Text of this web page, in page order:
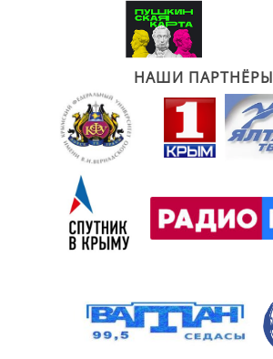
НАШИ ПАРТНЁРЫ